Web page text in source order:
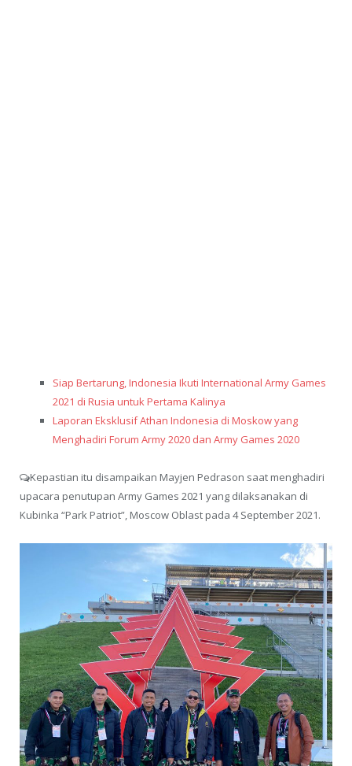
Siap Bertarung, Indonesia Ikuti International Army Games
2021 di Rusia untuk Pertama Kalinya
Laporan Eksklusif Athan Indonesia di Moskow yang
Menghadiri Forum Army 2020 dan Army Games 2020
Kepastian itu disampaikan Mayjen Pedrason saat menghadiri
upacara penutupan Army Games 2021 yang dilaksanakan di
Kubinka “Park Patriot”, Moscow Oblast pada 4 September 2021.